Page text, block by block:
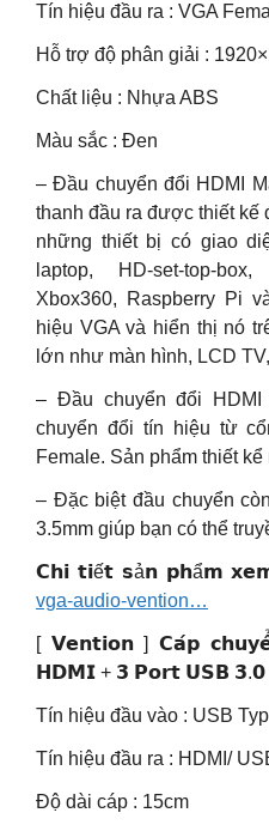
Tín hiệu đầu ra : VGA
Hỗ trợ độ phân giải :
Chất liệu : Nhựa ABS
Màu sắc : Đen
– Đầu chuyển đổi HDMI
thanh đầu ra được thiết kế
những thiết bị có giao
laptop, HD-set-top-
Xbox360, Raspberry Pi
hiệu VGA và hiển thị nó
lớn như màn hình, LCD
– Đầu chuyển đổi
chuyển đổi tín hiệu từ
Female. Sản phẩm thiết
– Đặc biệt đầu chuyển
3.5mm giúp bạn có thể
𝗖𝗵𝗶 𝘁𝗶ế𝘁 𝘀ả𝗻 𝗽𝗵ẩ𝗺
vga-audio-vention…
[ 𝗩𝗲𝗻𝘁𝗶𝗼𝗻 ] 𝗖𝗮́𝗽
𝗛𝗗𝗠𝗜 + 𝟯 𝗣𝗼𝗿𝘁 𝗨𝗦𝗕
Tín hiệu đầu vào : USB
Tín hiệu đầu ra : HDMI/
Độ dài cáp : 15cm